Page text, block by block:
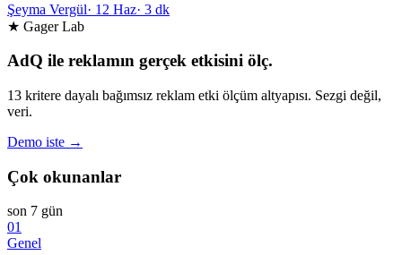
Şeyma Vergül· 12 Haz· 3 dk
★ Gager Lab
AdQ ile reklamın gerçek etkisini ölç.
13 kritere dayalı bağımsız reklam etki ölçüm altyapısı. Sezgi değil,
veri.
Demo iste →
Çok okunanlar
son 7 gün
01
Genel